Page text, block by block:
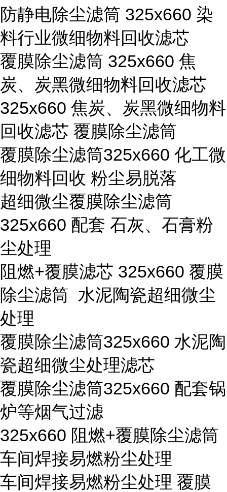
防静电除尘滤筒 325x660 染
料行业微细物料回收滤芯
覆膜除尘滤筒 325x660 焦
炭、炭黑微细物料回收滤芯
325x660 焦炭、炭黑微细物料
回收滤芯 覆膜除尘滤筒
覆膜除尘滤筒325x660 化工微
细物料回收 粉尘易脱落
超细微尘覆膜除尘滤筒
325x660 配套 石灰、石膏粉
尘处理
阻燃+覆膜滤芯 325x660 覆膜
除尘滤筒 水泥陶瓷超细微尘
处理
覆膜除尘滤筒325x660 水泥陶
瓷超细微尘处理滤芯
覆膜除尘滤筒325x660 配套锅
炉等烟气过滤
325x660 阻燃+覆膜除尘滤筒
车间焊接易燃粉尘处理
车间焊接易燃粉尘处理 覆膜